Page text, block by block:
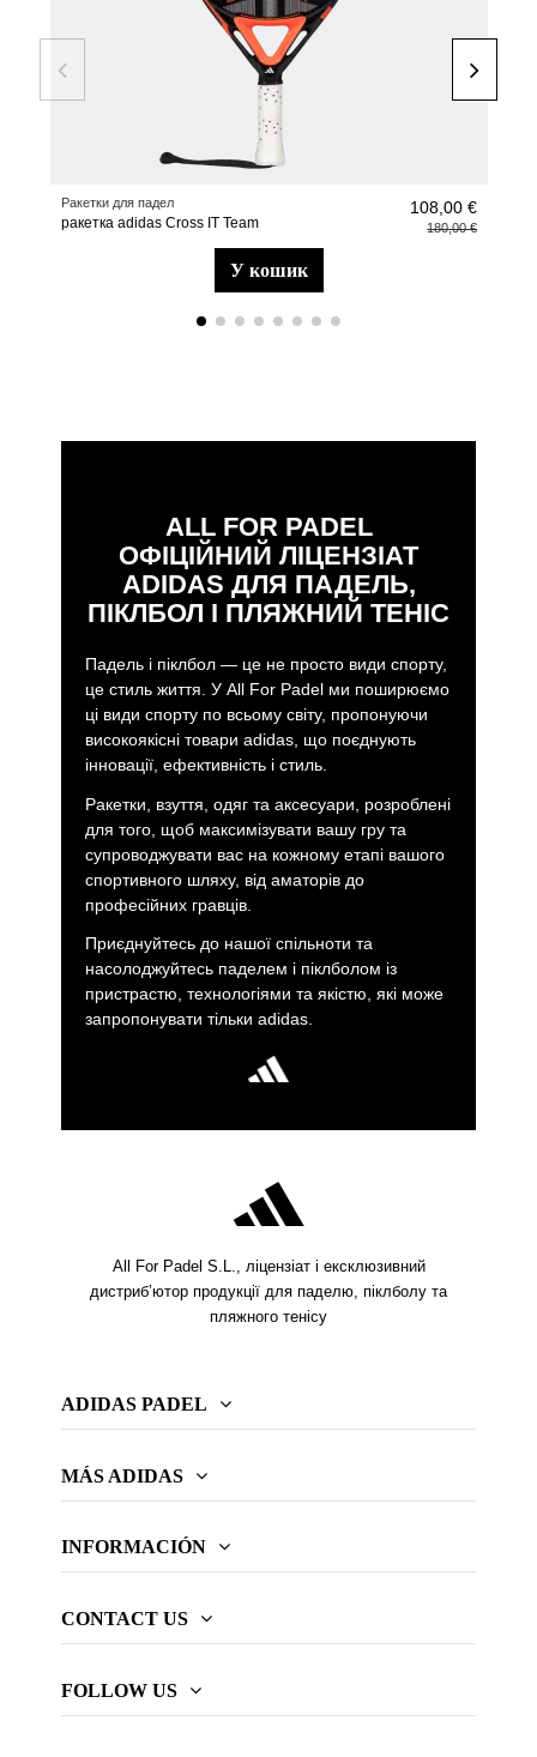
Ракетки для падел
ракетка adidas Cross IT Team
108,00 €
180,00 €
у кошик
ALL FOR PADEL
ОФІЦІЙНИЙ ЛІЦЕНЗІАТ
ADIDAS ДЛЯ ПАДЕЛЬ,
ПІКЛБОЛ І ПЛЯЖНИЙ ТЕНІС
Падель і піклбол — це не просто види спорту,
це стиль життя. У All For Padel ми поширюємо
ці види спорту по всьому світу, пропонуючи
високоякісні товари adidas, що поєднують
інновації, ефективність і стиль.
Ракетки, взуття, одяг та аксесуари, розроблені
для того, щоб максимізувати вашу гру та
супроводжувати вас на кожному етапі вашого
спортивного шляху, від аматорів до
професійних гравців.
Приєднуйтесь до нашої спільноти та
насолоджуйтесь паделем і піклболом із
пристрастю, технологіями та якістю, які може
запропонувати тільки adidas.
All For Padel S.L., ліцензіат і ексклюзивний
дистриб’ютор продукції для паделю, піклболу та
пляжного тенісу
ADIDAS PADEL
MÁS ADIDAS
INFORMACIÓN
CONTACT US
FOLLOW US